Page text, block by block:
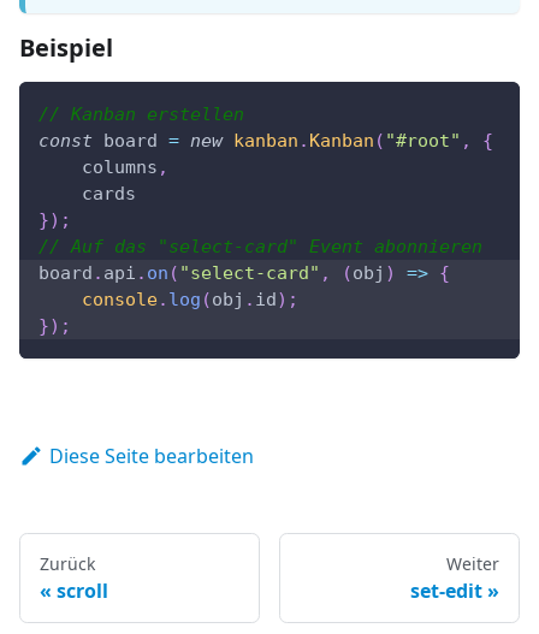
Beispiel
// Kanban erstellen
const board = new kanban . Kanban ( "#root" ,
{
    columns
,
    cards
}) ;
// Auf das "select-card" Event abonnieren
board . api . on ( "select-card" , (obj ) => {
console. log (obj . id) ;
}) ;
Diese Seite bearbeiten
Zurück
scroll
Weiter
set-edit